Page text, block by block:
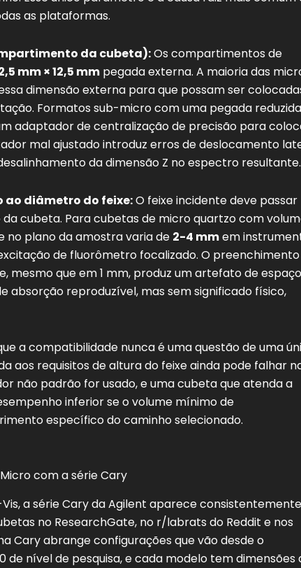
as plataformas.
da cubeta):Os compartimentos de
mm × 12,5 mm pegada externa. A maioria das
dimensão externa para que possam ser
Formatos sub-micro com uma pegada
adaptador de centralização de precisão para
mal ajustado introduz erros de deslocamento
da dimensão Z no espectro resultante.
ao diâmetro do feixe:O feixe incidente deve passar
cubeta. Para cubetas de micro quartzo com
no plano da amostra varia de 2-4 mmem
de fluorômetro focalizado. O
mesmo que em 1 mm, produz um artefato de
absorção reproduzível, mas sem significado físico,
a compatibilidade nunca é uma questão de uma
aos requisitos de altura do feixe ainda pode falhar
não padrão for usado, e uma cubeta que atenda a
inferior se o volume mínimo de
específico do caminho selecionado.
com a série Cary
a série Cary da Agilent aparece
no ResearchGate, no r/labrats do Reddit e nos
Cary abrange configurações que vão desde o
nível de pesquisa, e cada modelo tem dimensões